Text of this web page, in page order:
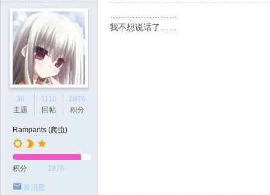
36
主题
1110
回帖
1876
积分
Rampants (爬虫)
积分 1876
发消息
我不想说话了……